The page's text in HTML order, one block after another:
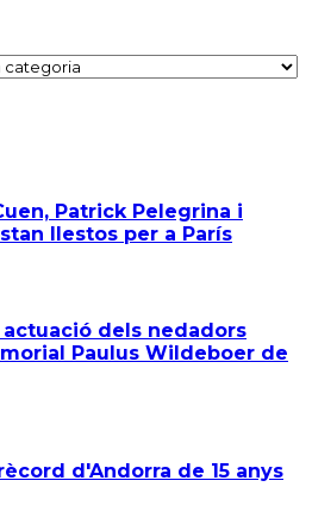
Patrick Pelegrina i
llestos per a París
actuació dels nedadors
Paulus Wildeboer de
d'Andorra de 15 anys